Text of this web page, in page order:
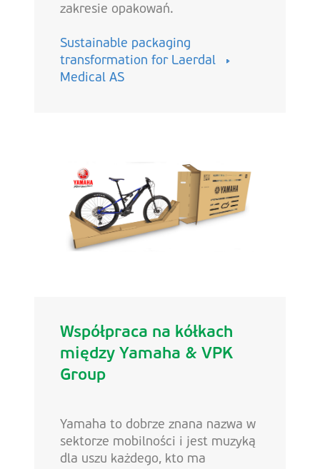
zakresie opakowań.
Sustainable packaging
transformation for Laerdal
Medical AS
Współpraca na kółkach
między Yamaha & VPK
Group
Yamaha to dobrze znana nazwa w
sektorze mobilności i jest muzyką
dla uszu każdego, kto ma